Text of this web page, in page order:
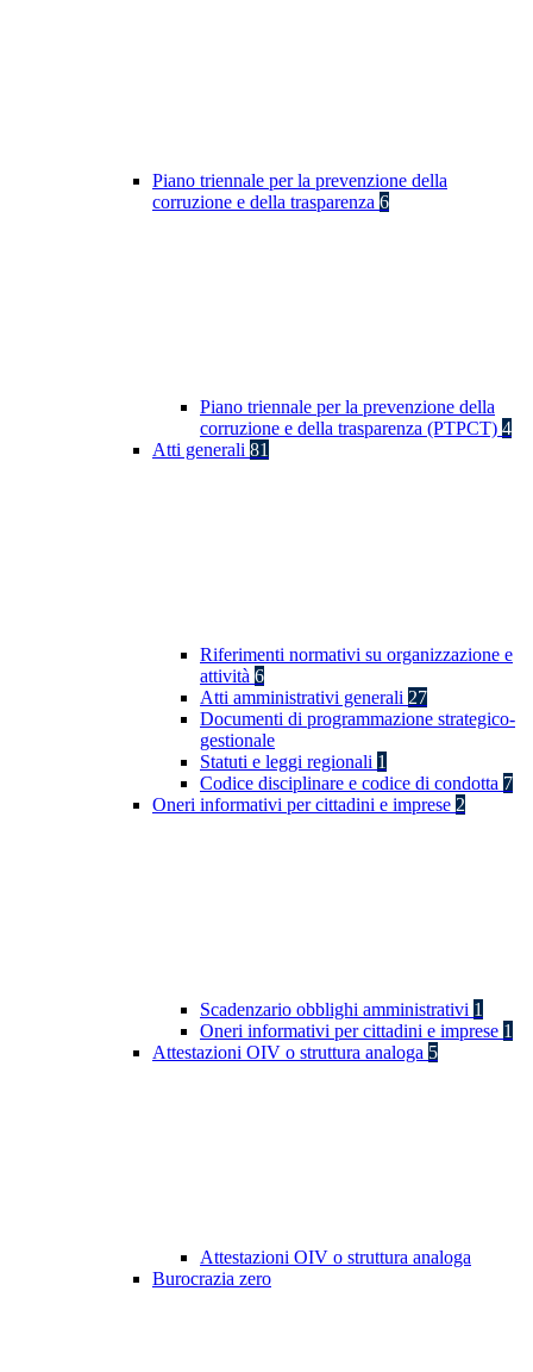
Piano triennale per la prevenzione della
corruzione e della trasparenza 6
Piano triennale per la prevenzione della
corruzione e della trasparenza (PTPCT) 4
Atti generali 81
Riferimenti normativi su organizzazione e
attività 6
Atti amministrativi generali 27
Documenti di programmazione strategico-
gestionale
Statuti e leggi regionali 1
Codice disciplinare e codice di condotta 7
Oneri informativi per cittadini e imprese 2
Scadenzario obblighi amministrativi 1
Oneri informativi per cittadini e imprese 1
Attestazioni OIV o struttura analoga 5
Attestazioni OIV o struttura analoga
Burocrazia zero